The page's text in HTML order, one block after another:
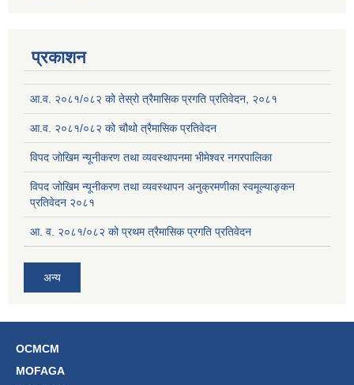
प्रकाशन
आ.व. २०८१/०८२ को तेस्रो त्रैमासिक प्रगति प्रतिवेदन, २०८१
आ.व. २०८१/०८२ को चौथो त्रैमासिक प्रतिवेदन
विपद जोखिम न्यूनीकरण तथा व्यवस्थापनमा भीमेश्वर नगरपालिका
विपद जोखिम न्यूनीकरण तथा व्यवस्थापन अनुक्रमणीका स्वमूल्याङ्कन
प्रतिवेदन २०८१
आ. व. २०८१/०८२ को प्रथम त्रैमासिक प्रगति प्रतिवेदन
अन्य
OCMCM
MOFAGA